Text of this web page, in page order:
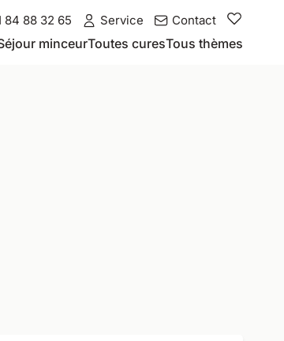
84 88 32 65 Service Contact
minceurToutes curesTous thèmes